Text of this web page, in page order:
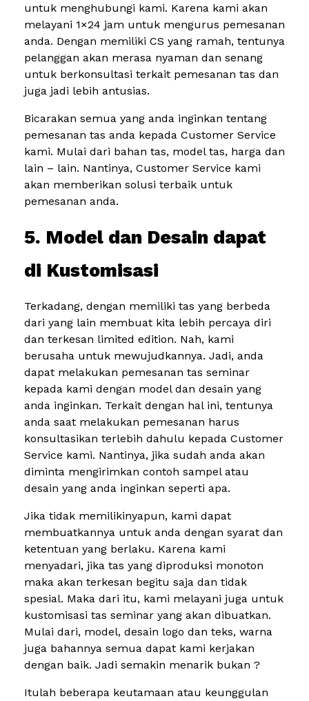
untuk menghubungi kami. Karena kami akan
melayani 1×24 jam untuk mengurus pemesanan
anda. Dengan memiliki CS yang ramah, tentunya
pelanggan akan merasa nyaman dan senang
untuk berkonsultasi terkait pemesanan tas dan
juga jadi lebih antusias.
Bicarakan semua yang anda inginkan tentang
pemesanan tas anda kepada Customer Service
kami. Mulai dari bahan tas, model tas, harga dan
lain – lain. Nantinya, Customer Service kami
akan memberikan solusi terbaik untuk
pemesanan anda.
5. Model dan Desain dapat
di Kustomisasi
Terkadang, dengan memiliki tas yang berbeda
dari yang lain membuat kita lebih percaya diri
dan terkesan limited edition. Nah, kami
berusaha untuk mewujudkannya. Jadi, anda
dapat melakukan pemesanan tas seminar
kepada kami dengan model dan desain yang
anda inginkan. Terkait dengan hal ini, tentunya
anda saat melakukan pemesanan harus
konsultasikan terlebih dahulu kepada Customer
Service kami. Nantinya, jika sudah anda akan
diminta mengirimkan contoh sampel atau
desain yang anda inginkan seperti apa.
Jika tidak memilikinyapun, kami dapat
membuatkannya untuk anda dengan syarat dan
ketentuan yang berlaku. Karena kami
menyadari, jika tas yang diproduksi monoton
maka akan terkesan begitu saja dan tidak
spesial. Maka dari itu, kami melayani juga untuk
kustomisasi tas seminar yang akan dibuatkan.
Mulai dari, model, desain logo dan teks, warna
juga bahannya semua dapat kami kerjakan
dengan baik. Jadi semakin menarik bukan ?
Itulah beberapa keutamaan atau keunggulan